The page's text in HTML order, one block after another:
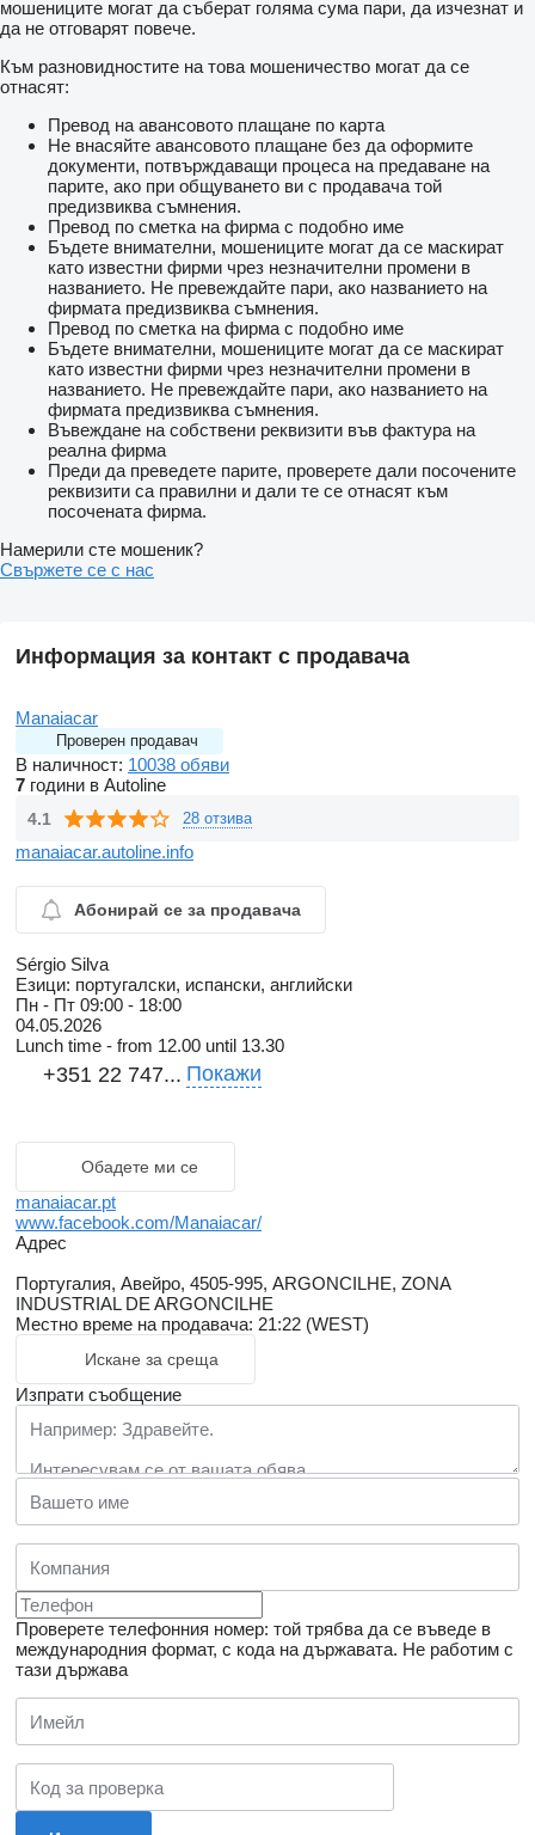
мошениците могат да съберат голяма сума пари, да изчезнат и
да не отговарят повече.
Към разновидностите на това мошеничество могат да се
отнасят:
Превод на авансовото плащане по карта
Не внасяйте авансовото плащане без да оформите
документи, потвърждаващи процеса на предаване на
парите, ако при общуването ви с продавача той
предизвиква съмнения.
Превод по сметка на фирма с подобно име
Бъдете внимателни, мошениците могат да се маскират
като известни фирми чрез незначителни промени в
названието. Не превеждайте пари, ако названието на
фирмата предизвиква съмнения.
Превод по сметка на фирма с подобно име
Бъдете внимателни, мошениците могат да се маскират
като известни фирми чрез незначителни промени в
названието. Не превеждайте пари, ако названието на
фирмата предизвиква съмнения.
Въвеждане на собствени реквизити във фактура на
реална фирма
Преди да преведете парите, проверете дали посочените
реквизити са правилни и дали те се отнасят към
посочената фирма.
Намерили сте мошеник?
Свържете се с нас
Информация за контакт с продавача
Manaiacar
Проверен продавач
В наличност: 10038 обяви
7 години в Autoline
4.1 28 отзива
manaiacar.autoline.info
Абонирай се за продавача
Sérgio Silva
Езици: португалски, испански, английски
Пн - Пт 09:00 - 18:00
04.05.2026
Lunch time - from 12.00 until 13.30
+351 22 747... Покажи
Обадете ми се
manaiacar.pt
www.facebook.com/Manaiacar/
Адрес
Португалия, Авейро, 4505-995, ARGONCILHE, ZONA
INDUSTRIAL DE ARGONCILHE
Местно време на продавача: 21:22 (WEST)
Искане за среща
Изпрати съобщение
Проверете телефонния номер: той трябва да се въведе в
международния формат, с кода на държавата. Не работим с
тази държава